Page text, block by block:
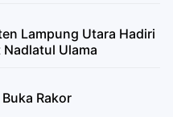
Lampung Utara Hadiri
Ulama
Rakor